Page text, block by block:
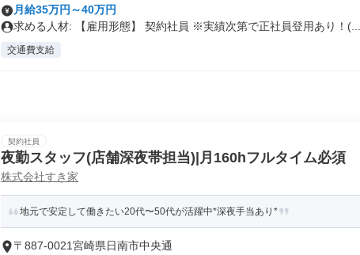
月給35万円～40万円
求める人材: 【雇用形態】 契約社員 ※実績次第で正社員登用あり！(...
交通費支給
契約社員
夜勤スタッフ(店舗深夜帯担当)|月160hフルタイム必須
株式会社すき家
地元で安定して働きたい20代〜50代が活躍中*深夜手当あり*
〒887-0021宮崎県日南市中央通